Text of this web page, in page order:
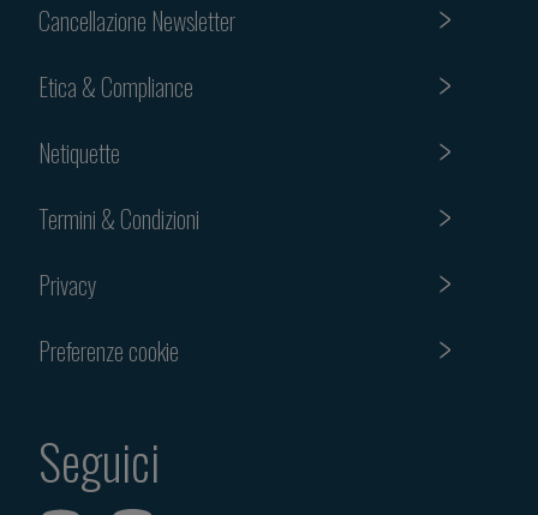
Cancellazione Newsletter
Etica & Compliance
Netiquette
Termini & Condizioni
Privacy
Preferenze cookie
Seguici